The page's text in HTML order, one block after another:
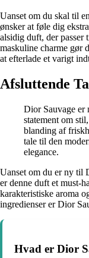
Uanset om du skal til
ønsker at føle dig
alsidig duft, der passer
maskuline charme gør
at efterlade et varigt
Afsluttende
Dior Sauvage er
statement om
blanding af
tale til den
elegance.
Uanset om du er ny til
er denne duft et must-
karakteristiske aroma
ingredienser er Dior
Hvad er Dior